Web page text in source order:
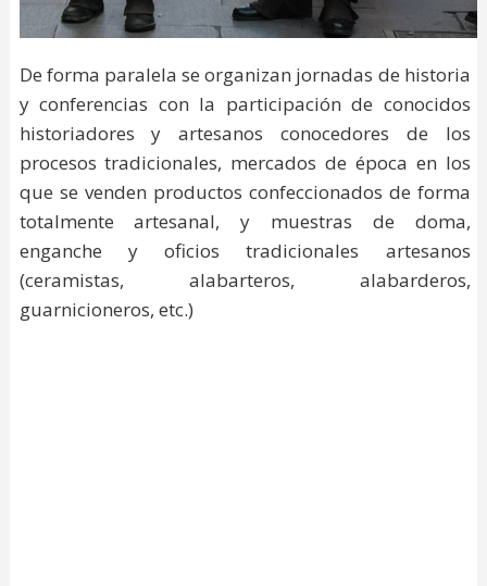
De forma paralela se organizan jornadas de historia
y conferencias con la participación de conocidos
historiadores y artesanos conocedores de los
procesos tradicionales, mercados de época en los
que se venden productos confeccionados de forma
totalmente artesanal, y muestras de doma,
enganche y oficios tradicionales artesanos
(ceramistas, alabarteros, alabarderos,
guarnicioneros, etc.)